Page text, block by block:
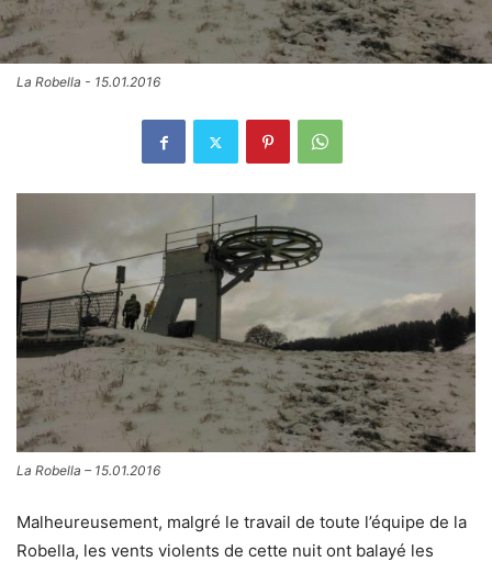
La Robella - 15.01.2016
La Robella – 15.01.2016
Malheureusement, malgré le travail de toute l’équipe de la
Robella, les vents violents de cette nuit ont balayé les